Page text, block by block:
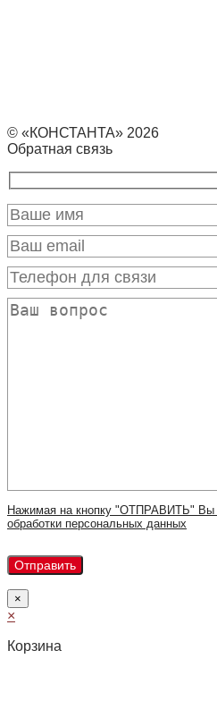
© «КОНСТАНТА» 2026
Обратная связь
Нажимая на кнопку "ОТПРАВИТЬ" Вы
обработки персональных данных
×
×
Корзина